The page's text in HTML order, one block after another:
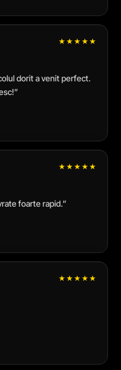
★★★★★
dorit a venit perfect.
★★★★★
foarte rapid.”
★★★★★